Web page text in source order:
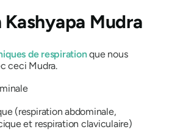
Kashyapa Mudra
de respirationque nous
ceci Mudra.
(respiration abdominale,
et respiration claviculaire)